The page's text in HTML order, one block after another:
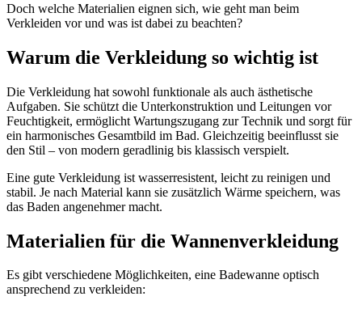
Doch welche Materialien eignen sich, wie geht man beim
Verkleiden vor und was ist dabei zu beachten?
Warum die Verkleidung so wichtig ist
Die Verkleidung hat sowohl funktionale als auch ästhetische
Aufgaben. Sie schützt die Unterkonstruktion und Leitungen vor
Feuchtigkeit, ermöglicht Wartungszugang zur Technik und sorgt für
ein harmonisches Gesamtbild im Bad. Gleichzeitig beeinflusst sie
den Stil – von modern geradlinig bis klassisch verspielt.
Eine gute Verkleidung ist wasserresistent, leicht zu reinigen und
stabil. Je nach Material kann sie zusätzlich Wärme speichern, was
das Baden angenehmer macht.
Materialien für die Wannenverkleidung
Es gibt verschiedene Möglichkeiten, eine Badewanne optisch
ansprechend zu verkleiden: